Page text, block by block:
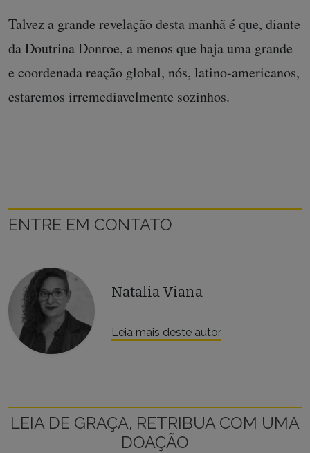
Talvez a grande revelação desta manhã é que, diante
da Doutrina Donroe, a menos que haja uma grande
e coordenada reação global, nós, latino-americanos,
estaremos irremediavelmente sozinhos.
ENTRE EM CONTATO
Natalia Viana
Leia mais deste autor
LEIA DE GRAÇA, RETRIBUA COM UMA
DOAÇÃO